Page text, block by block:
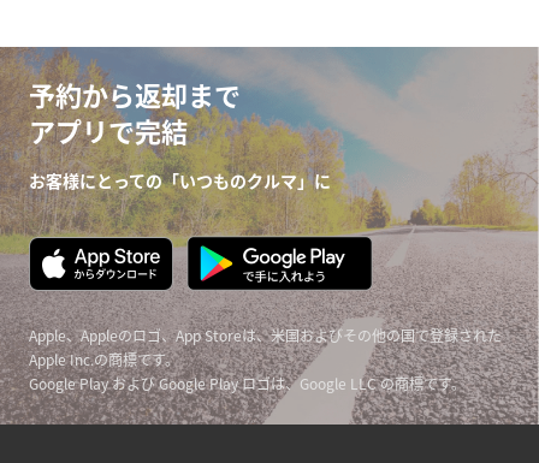
予約から返却まで
アプリで完結
お客様にとっての「いつものクルマ」に
Apple、Appleのロゴ、App Storeは、米国およびその他の国で登録された
Apple Inc.の商標です。
Google Play および Google Play ロゴは、Google LLC の商標です。